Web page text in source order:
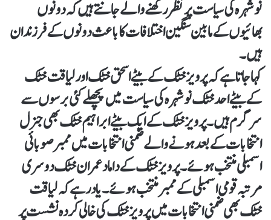
نوشہرہ کی سیاست پر نظر رکھنے والے جانتے ہیں کہ دونوں
بھائیوں کے مابین سنگین اختلافات کا باعث دونوں کے فرزندان
ہیں۔
کہا جاتا ہے کہ پرویز خٹک کے بیٹے اسحق خٹک اور لیاقت خٹک
کے بیٹے احد خٹک نوشہرہ کی سیاست میں پچھلے کئی برسوں سے
سرگرم ہیں۔ پرویز خٹک کے ایک بیٹے ابراہیم خٹک بھی جنرل
انتخابات کے بعد ہونے والے ضمنی انتخابات میں ممبر صوبائی
اسمبلی منتخب ہوئے۔ پرویز خٹک کے داماد عمران خٹک دوسری
مرتبہ قومی اسمبلی کے ممبر منتخب ہوئے۔ یاد رہے کہ لیاقت
خٹک بھی ضمنی انتخابات میں پرویز خٹک کی خالی کردہ نشست پر